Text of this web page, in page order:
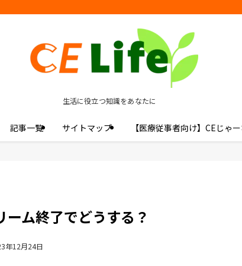
生活に役立つ知識をあなたに
記事一覧 サイトマップ 【医療従事者向け】CEじゃ
ーム終了でどうする？
年12月24日